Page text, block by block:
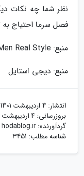
نظر شما چه نکات
فصل سرما احتیاج
منبع: Real Men Real Style
منبع: دیجی استایل
انتشار: 4 اردیبهشت 1401
بروزرسانی: 4 اردیبهشت 1401
گردآورنده: hodablog.ir
شناسه مطلب: 3451